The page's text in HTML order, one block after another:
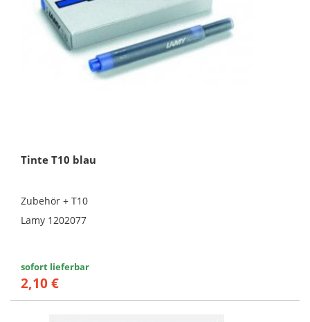
Tinte T10 blau
Zubehör + T10
Lamy 1202077
sofort lieferbar
2,10 €